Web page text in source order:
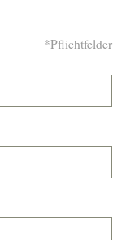
*Pflichtfelder